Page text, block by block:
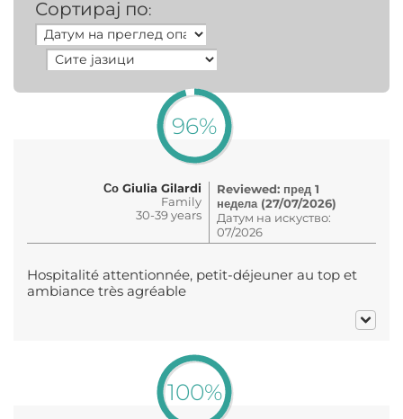
Сортирај по:
96%
Со Giulia Gilardi
Family
30-39 years
Reviewed: пред 1
недела (27/07/2026)
Датум на искуство:
07/2026
Hospitalité attentionnée, petit-déjeuner au top et
ambiance très agréable
100%